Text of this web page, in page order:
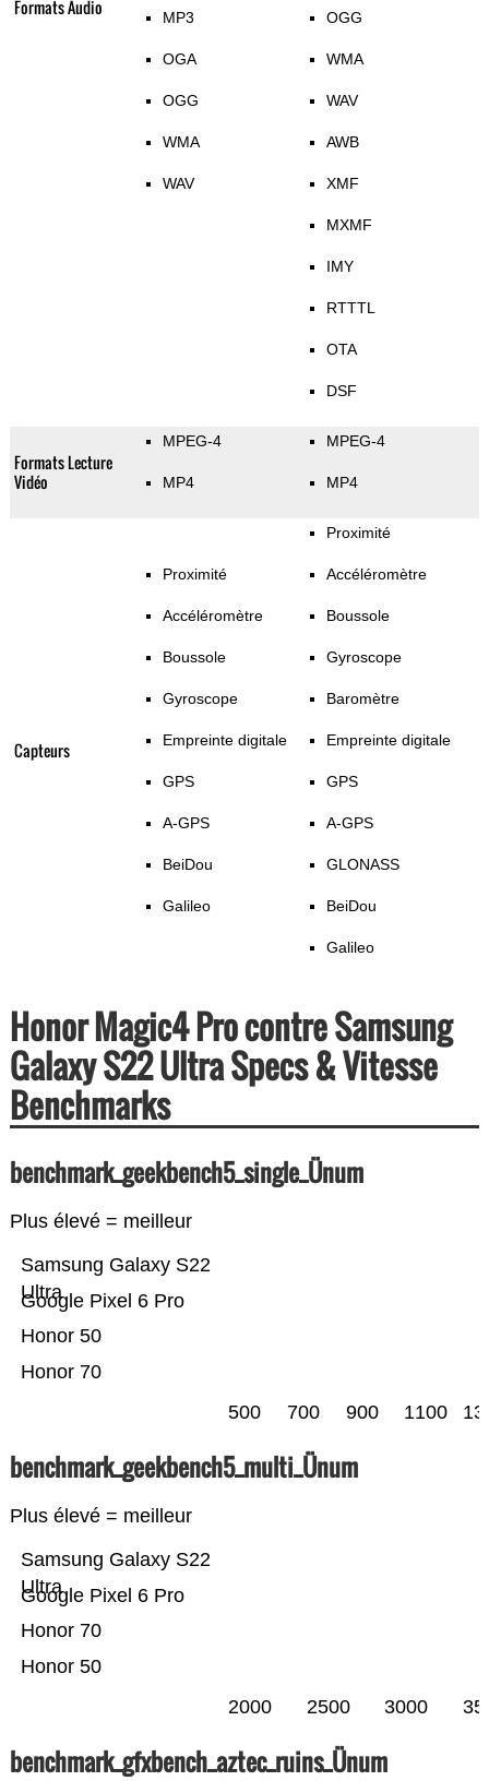
Formats Audio MP3
OGA
OGG
WMA
WAV
OGG
WMA
WAV
AWB
XMF
MXMF
IMY
RTTTL
OTA
DSF
Formats Lecture
Vidéo
MPEG-4
MP4
MPEG-4
MP4
Capteurs
Proximité
Accéléromètre
Boussole
Gyroscope
Empreinte digitale
GPS
A-GPS
BeiDou
Galileo
Proximité
Accéléromètre
Boussole
Gyroscope
Baromètre
Empreinte digitale
GPS
A-GPS
GLONASS
BeiDou
Galileo
Honor Magic4 Pro contre Samsung
Galaxy S22 Ultra Specs & Vitesse
Benchmarks
benchmark_geekbench5_single_Ünum
Plus élevé = meilleur
Honor 70
Honor 50
Google Pixel 6 Pro
Samsung Galaxy S22
Ultra
500 700 900 1100
benchmark_geekbench5_multi_Ünum
Plus élevé = meilleur
Honor 50
Honor 70
Google Pixel 6 Pro
Samsung Galaxy S22
Ultra
2000 2500 3000
benchmark_gfxbench_aztec_ruins_Ünum